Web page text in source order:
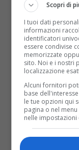
Travolto
tra
della
Un uomo di 35
dopo essere
vittima è di
Scopri di
I tuoi dati
informazioni
identificatori
essere condivise
memorizzate
sito. Noi e i nostri
localizzazione
Alcuni fornitori
base
le tue opzioni qui
pagina o nel
nelle impostazioni